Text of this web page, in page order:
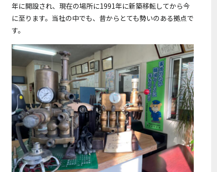
年に開設され、現在の場所に1991年に新築移転してから今
に至ります。当社の中でも、昔からとても勢いのある拠点で
す。